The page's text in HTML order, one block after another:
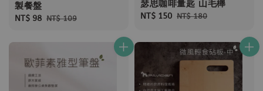
製餐盤
Sale
NT$ 98 Regular
NT$ 109
瑟思咖啡量匙 山毛櫸
Sale
NT$ 150 Regular
NT$ 180